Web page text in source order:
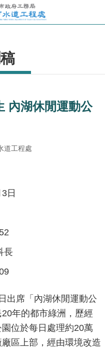
內湖休閒運動公
道工程處
日
長
出席「內湖休閒運動公
年的都市綠洲，歷經
位於每日處理約20萬
區上部，經由環境改造